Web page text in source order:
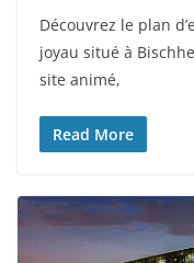
Découvrez le plan
joyau situé à
site animé,
Read More